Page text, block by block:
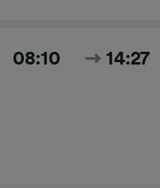
08:10 14:27